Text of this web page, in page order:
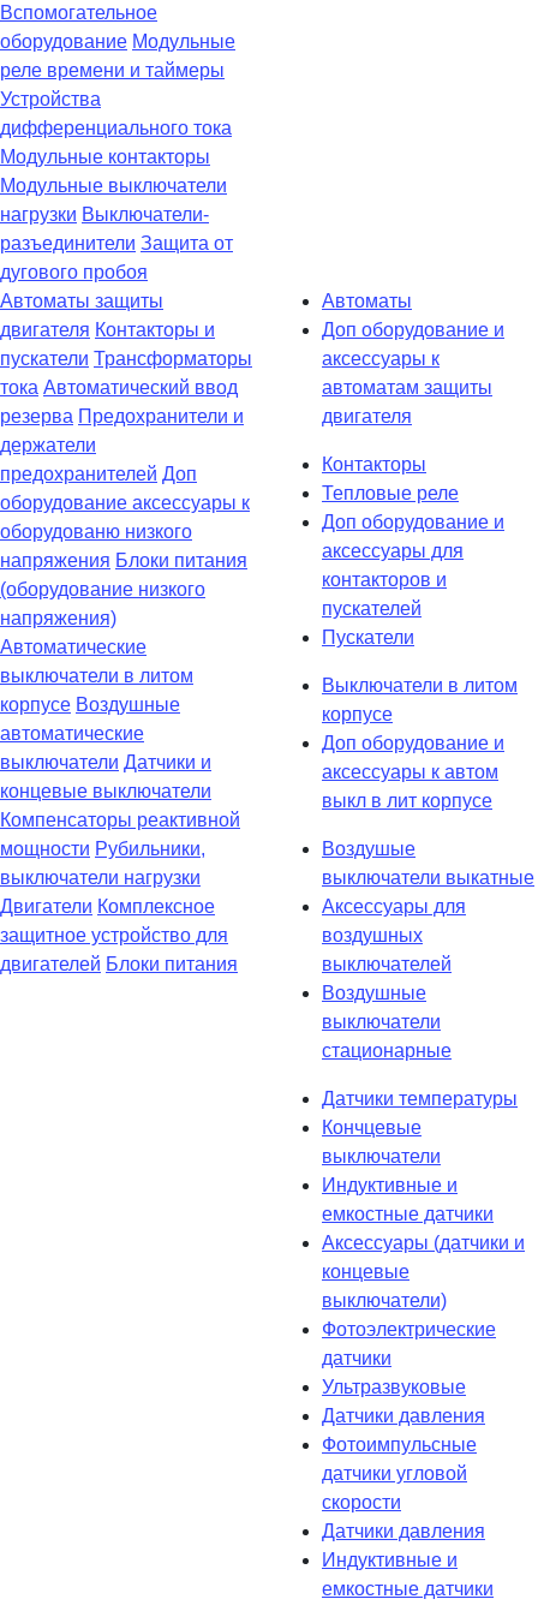
Вспомогательное
оборудование Модульные
реле времени и таймеры
Устройства
дифференциального тока
Модульные контакторы
Модульные выключатели
нагрузки Выключатели-
разъединители Защита от
дугового пробоя
Автоматы защиты
двигателя Контакторы и
пускатели Трансформаторы
тока Автоматический ввод
резерва Предохранители и
держатели
предохранителей Доп
оборудование аксессуары к
оборудованю низкого
напряжения Блоки питания
(оборудование низкого
напряжения)
Автоматические
выключатели в литом
корпусе Воздушные
автоматические
выключатели Датчики и
концевые выключатели
Компенсаторы реактивной
мощности Рубильники,
выключатели нагрузки
Двигатели Комплексное
защитное устройство для
двигателей Блоки питания
Автоматы
Доп оборудование и
аксессуары к
автоматам защиты
двигателя
Контакторы
Тепловые реле
Доп оборудование и
аксессуары для
контакторов и
пускателей
Пускатели
Выключатели в литом
корпусе
Доп оборудование и
аксессуары к автом
выкл в лит корпусе
Воздушые
выключатели выкатные
Аксессуары для
воздушных
выключателей
Воздушные
выключатели
стационарные
Датчики температуры
Кончцевые
выключатели
Индуктивные и
емкостные датчики
Аксессуары (датчики и
концевые
выключатели)
Фотоэлектрические
датчики
Ультразвуковые
Датчики давления
Фотоимпульсные
датчики угловой
скорости
Датчики давления
Индуктивные и
емкостные датчики